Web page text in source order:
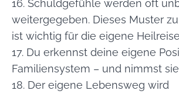
16. Schuldgefühle werden oft
weitergegeben. Dieses Muster
ist wichtig für die eigene
17. Du erkennst deine eigene
Familiensystem – und nimmst
18. Der eigene Lebensweg wird